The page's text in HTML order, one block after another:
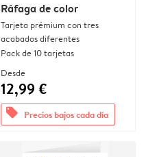
Ráfaga de color
Tarjeta prémium con tres
acabados diferentes
Pack de 10 tarjetas
Desde
12,99 €
offers Precios bajos cada día